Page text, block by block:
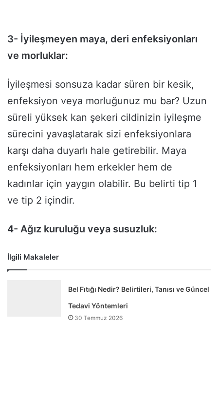
3- İyileşmeyen maya, deri enfeksiyonları
ve morluklar:
İyileşmesi sonsuza kadar süren bir kesik,
enfeksiyon veya morluğunuz mu bar? Uzun
süreli yüksek kan şekeri cildinizin iyileşme
sürecini yavaşlatarak sizi enfeksiyonlara
karşı daha duyarlı hale getirebilir. Maya
enfeksiyonları hem erkekler hem de
kadınlar için yaygın olabilir. Bu belirti tip 1
ve tip 2 içindir.
4- Ağız kuruluğu veya susuzluk:
İlgili Makaleler
Bel Fıtığı Nedir? Belirtileri, Tanısı ve Güncel
Tedavi Yöntemleri
30 Temmuz 2026